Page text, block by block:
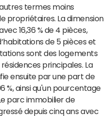
termes moins
propriétaires. La dimension
16,36 % de 4 pièces,
de 5 pièces et
sont des logements
principales. La
ensuite par une part de
%, ainsi qu'un pourcentage
parc immobilier de
depuis cinq ans avec